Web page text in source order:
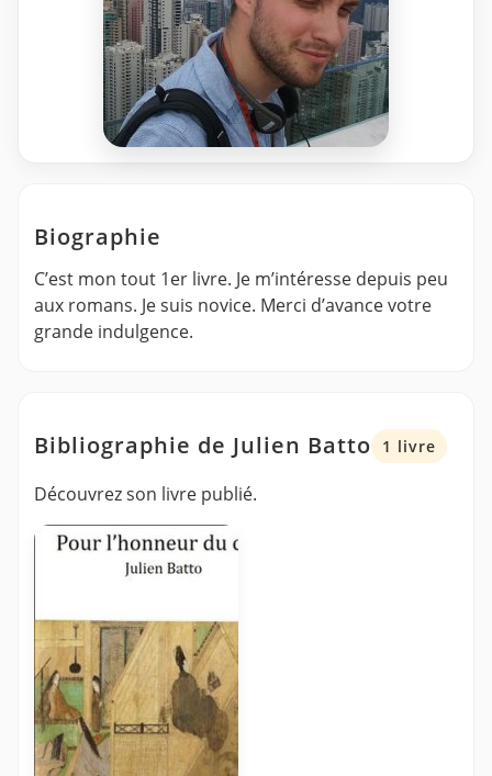
Biographie
C’est mon tout 1er livre. Je m’intéresse depuis peu
aux romans. Je suis novice. Merci d’avance votre
grande indulgence.
Bibliographie de Julien Batto 1 livre
Découvrez son livre publié.